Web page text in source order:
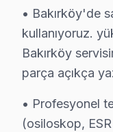
Yeşilköy,
Yeşilyurt'ta
Zuhuratbaba'da
• Bakırköy'de
kullanıyoruz.
Bakırköy
parça açıkça
• Profesyonel
(osiloskop,